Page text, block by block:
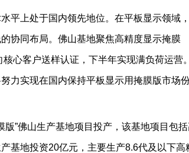
平上处于国内领先地位。在平板显示领域，
协同布局。佛山基地聚焦高精度显示掩膜
心客户送样认证，下半年实现满负荷运营。
力实现在国内保持平板显示用掩膜版市场
”佛山生产基地项目投产，该基地项目包括
基地投资20亿元，主要生产8.6代及以下高